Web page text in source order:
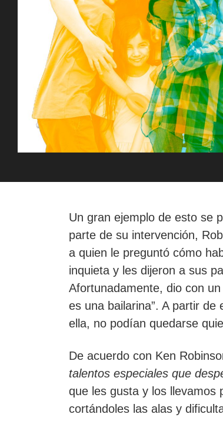
Un gran ejemplo de esto se
parte de su intervención,
a quien le preguntó cómo
inquieta y les dijeron a sus
Afortunadamente, dio con
es una bailarina”. A partir
ella, no podían quedarse
De acuerdo con Ken
talentos especiales que
que les gusta y los llevamos
cortándoles las alas y